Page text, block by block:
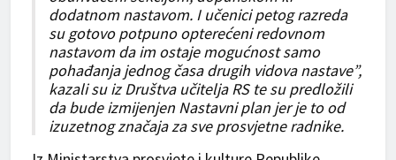
dodatnom nastavom. I učenici petog razreda
su gotovo potpuno opterećeni redovnom
nastavom da im ostaje mogućnost samo
pohađanja jednog časa drugih vidova nastave”,
kazali su iz Društva učitelja RS te su predložili
da bude izmijenjen Nastavni plan jer je to od
izuzetnog značaja za sve prosvjetne radnike.